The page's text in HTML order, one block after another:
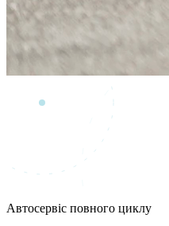
Автосервіс повного циклу